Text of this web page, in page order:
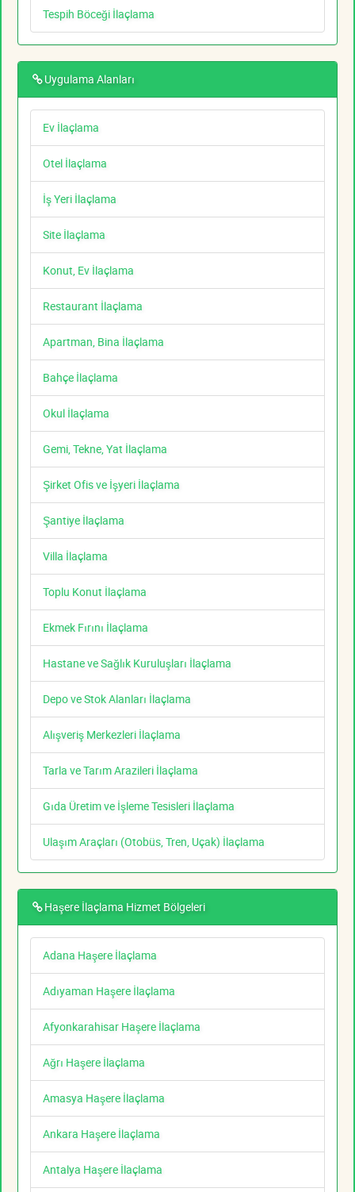
Tespih Böceği İlaçlama
Uygulama Alanları
Ev İlaçlama
Otel İlaçlama
İş Yeri İlaçlama
Site İlaçlama
Konut, Ev İlaçlama
Restaurant İlaçlama
Apartman, Bina İlaçlama
Bahçe İlaçlama
Okul İlaçlama
Gemi, Tekne, Yat İlaçlama
Şirket Ofis ve İşyeri İlaçlama
Şantiye İlaçlama
Villa İlaçlama
Toplu Konut İlaçlama
Ekmek Fırını İlaçlama
Hastane ve Sağlık Kuruluşları İlaçlama
Depo ve Stok Alanları İlaçlama
Alışveriş Merkezleri İlaçlama
Tarla ve Tarım Arazileri İlaçlama
Gıda Üretim ve İşleme Tesisleri İlaçlama
Ulaşım Araçları (Otobüs, Tren, Uçak) İlaçlama
Haşere İlaçlama Hizmet Bölgeleri
Adana Haşere İlaçlama
Adıyaman Haşere İlaçlama
Afyonkarahisar Haşere İlaçlama
Ağrı Haşere İlaçlama
Amasya Haşere İlaçlama
Ankara Haşere İlaçlama
Antalya Haşere İlaçlama